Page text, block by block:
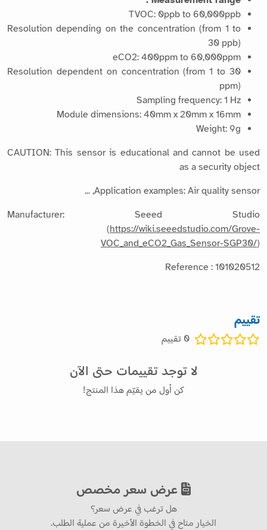
TVOC: 0ppb to 60,000ppb
Resolution depending on the concentration (from 1 to
30 ppb)
eCO2: 400ppm to 60,000ppm
Resolution dependent on concentration (from 1 to 30
ppm)
Sampling frequency: 1 Hz
Module dimensions: 40mm x 20mm x 16mm
Weight: 9g
CAUTION: This sensor is educational and cannot be used
as a security object
Application examples: Air quality sensor, ...
Manufacturer: Seeed Studio
(https://wiki.seeedstudio.com/Grove-
VOC_and_eCO2_Gas_Sensor-SGP30/)
Reference : 101020512
تقييم
0 تقييم
لا توجد تقييمات حتى الآن
كن أول من يقيّم هذا المنتج!
عرض سعر مخصص
هل ترغب في عرض سعر؟
الخيار متاح في الخطوة الأخيرة من عملية الطلب.